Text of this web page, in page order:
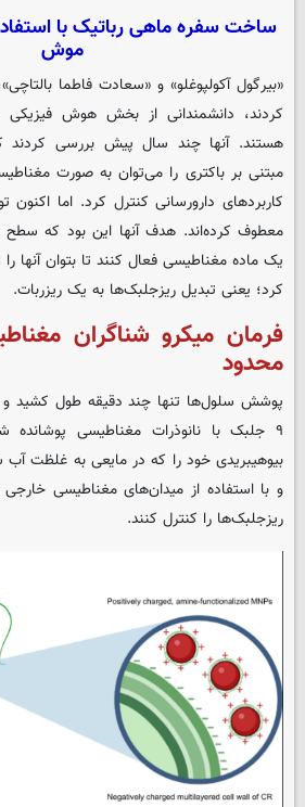
ساخت سفره ماهی رباتیک با
موش
«بیرگول آکولپوغلو» و «سعادت فاطما
کردند، دانشمندانی از بخش هوش
هستند. آنها چند سال پیش بررسی کردند
مبتنی بر باکتری را می‌توان به صورت
کاربردهای دارورسانی کنترل کرد. اما اکنون
معطوف کرده‌اند. هدف آنها این بود که
یک ماده مغناطیسی فعال کنند تا بتوان آنها
کرد؛ یعنی تبدیل ریزجلبک‌ها به یک ریزربات.
فرمان میکرو شناگران
محدود
۹ جلبک با نانوذرات مغناطیسی پوشانده
بیوهیبریدی خود را که در مایعی به غلظت آب
و با استفاده از میدان‌های مغناطیسی
ریزجلبک‌ها را کنترل کنند.